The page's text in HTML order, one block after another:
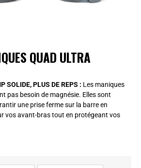
QUAD ULTRA
SOLIDE, PLUS DE REPS : Les maniques
pas besoin de magnésie. Elles sont
une prise ferme sur la barre en
vos avant-bras tout en protégeant vos